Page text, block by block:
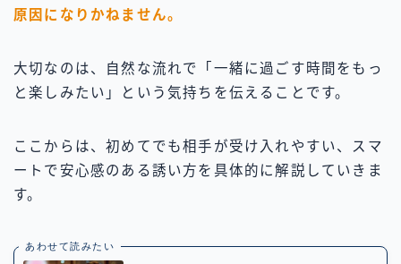
原因になりかねません。
大切なのは、自然な流れで「一緒に過ごす時間をもっ
と楽しみたい」という気持ちを伝えることです。
ここからは、初めてでも相手が受け入れやすい、スマ
ートで安心感のある誘い方を具体的に解説していきま
す。
あわせて読みたい